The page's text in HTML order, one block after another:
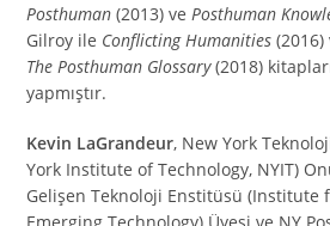
Posthuman (2013) ve Posthuman
Gilroy ile Conflicting Humanities
The Posthuman Glossary(2018)
yapmıştır.
Kevin LaGrandeur, New York
York Institute of Technology, NYIT)
Gelişen Teknoloji Enstitüsü (Institute
Emerging Technology) Üyesi ve NY